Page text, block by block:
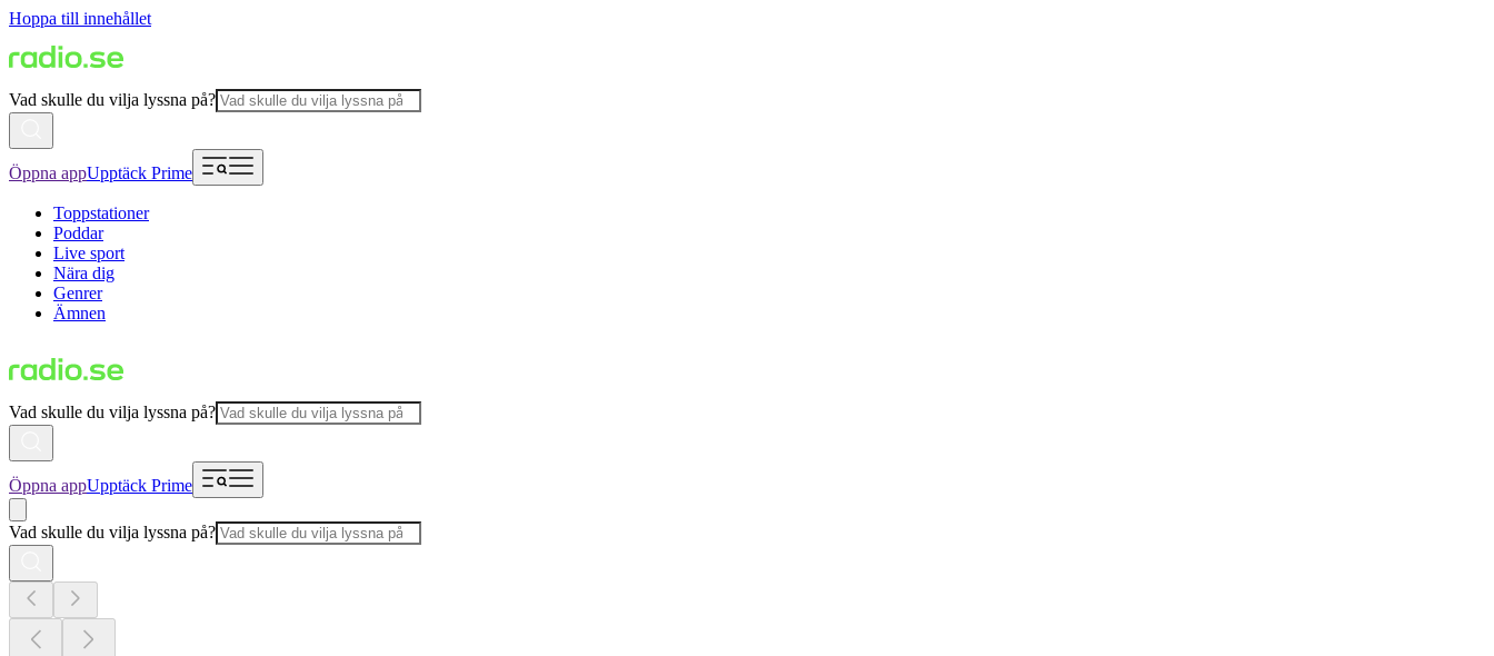
Hoppa till innehållet
Vad skulle du vilja lyssna på?
Öppna appUpptäck Prime
Toppstationer
Poddar
Live sport
Nära dig
Genrer
Ämnen
Vad skulle du vilja lyssna på?
Öppna appUpptäck Prime
Vad skulle du vilja lyssna på?